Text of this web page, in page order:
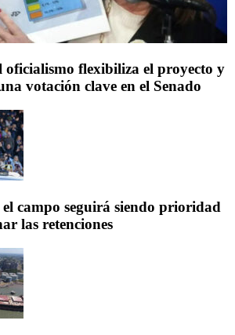
oficialismo flexibiliza el proyecto y
votación clave en el Senado
campo seguirá siendo prioridad
las retenciones